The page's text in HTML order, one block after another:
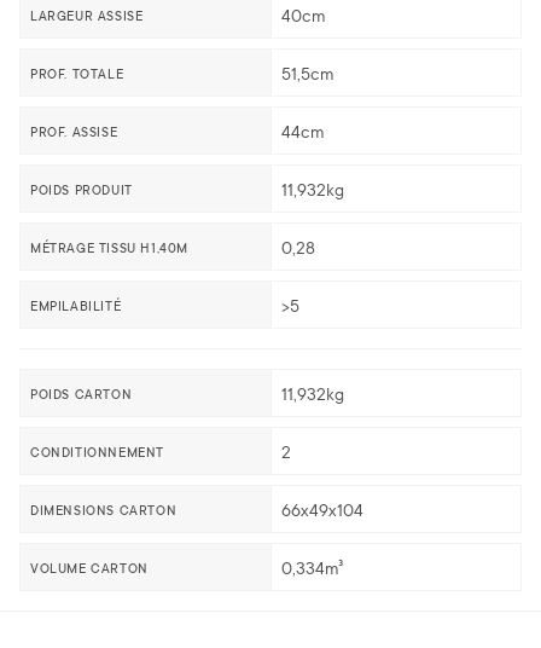
LARGEUR ASSISE 40cm
PROF. TOTALE 51,5cm
PROF. ASSISE 44cm
POIDS PRODUIT 11,932kg
MÉTRAGE TISSU H1,40M 0,28
EMPILABILITÉ >5
POIDS CARTON 11,932kg
CONDITIONNEMENT 2
DIMENSIONS CARTON 66x49x104
VOLUME CARTON 0,334m³